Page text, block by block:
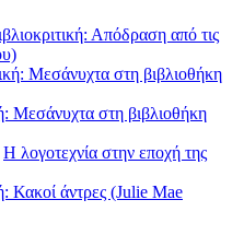
Απόδραση από τις
Μεσάνυχτα στη βιβλιοθήκη
Μεσάνυχτα στη βιβλιοθήκη
Η λογοτεχνία στην εποχή της
Κακοί άντρες (Julie Mae